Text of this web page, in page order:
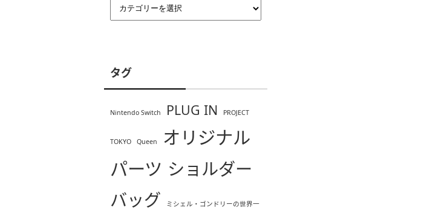
タグ
Nintendo Switch PLUG IN PROJECT
TOKYO Queen
オリジナル
パーツ ショルダー
バッグ
ミシェル・ゴンドリーの世界一